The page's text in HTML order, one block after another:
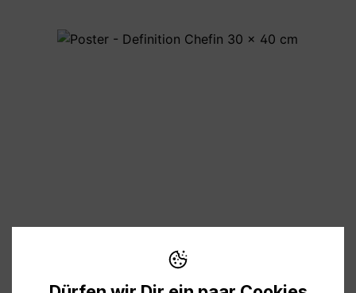
Bildergalerie überspringen
Preise inkl. MwSt. zzgl. Versandkosten